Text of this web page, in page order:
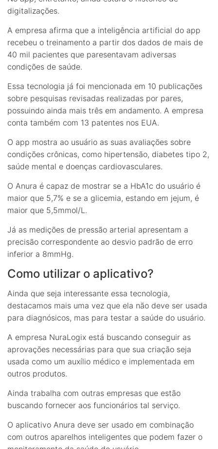
digitalizações.
A empresa afirma que a inteligência artificial do app
recebeu o treinamento a partir dos dados de mais de
40 mil pacientes que paresentavam adiversas
condições de saúde.
Essa tecnologia já foi mencionada em 10 publicações
sobre pesquisas revisadas realizadas por pares,
possuindo ainda mais três em andamento. A empresa
conta também com 13 patentes nos EUA.
O app mostra ao usuário as suas avaliações sobre
condições crônicas, como hipertensão, diabetes tipo 2,
saúde mental e doenças cardiovasculares.
O Anura é capaz de mostrar se a HbA1c do usuário é
maior que 5,7% e se a glicemia, estando em jejum, é
maior que 5,5mmol/L.
Já as medições de pressão arterial apresentam a
precisão correspondente ao desvio padrão de erro
inferior a 8mmHg.
Como utilizar o aplicativo?
Ainda que seja interessante essa tecnologia,
destacamos mais uma vez que ela não deve ser usada
para diagnósicos, mas para testar a saúde do usuário.
A empresa NuraLogix está buscando conseguir as
aprovações necessárias para que sua criação seja
usada como um auxílio médico e implementada em
outros produtos.
Ainda trabalha com outras empresas que estão
buscando fornecer aos funcionários tal serviço.
O aplicativo Anura deve ser usado em combinação
com outros aparelhos inteligentes que podem fazer o